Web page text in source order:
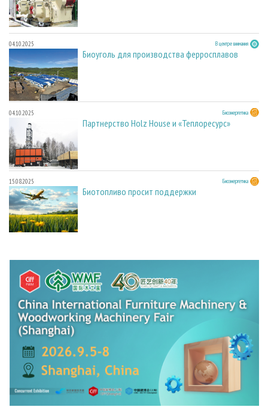
04.10.2025 В центре внимания
Биоуголь для производства ферросплавов
04.10.2025 Биоэнергетика
Партнерство Holz House и «Теплоресурс»
15.08.2025 Биоэнергетика
Биотопливо просит поддержки